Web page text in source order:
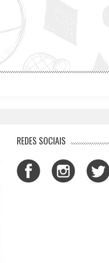
REDES SOCIAIS